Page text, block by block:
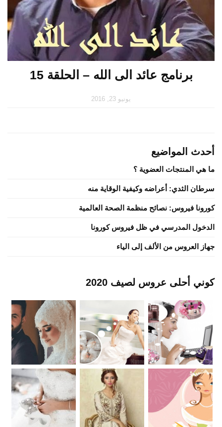
برنامج عائد الى الله – الحلقة 15
يونيو 23, 2016
أحدث المواضيع
ما هي المنتجات العضوية ؟
سرطان الثدي: أعراضه وكيفية الوقاية منه
كورونا فيروس: نصائح منظمة الصحة العالمية
الدخول المدرسي في ظل فيروس كورونا
جهاز العروس من الألف إلى الياء
كوني أحلى عروس لصيف 2020